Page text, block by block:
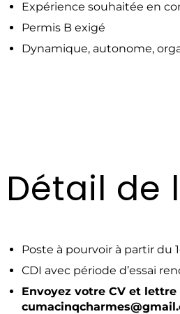
Expérience souhaitée en
Permis B exigé
Dynamique, autonome,
Détail de
Poste à pourvoir à partir du
CDI avec période d’essai
Envoyez votre CV et